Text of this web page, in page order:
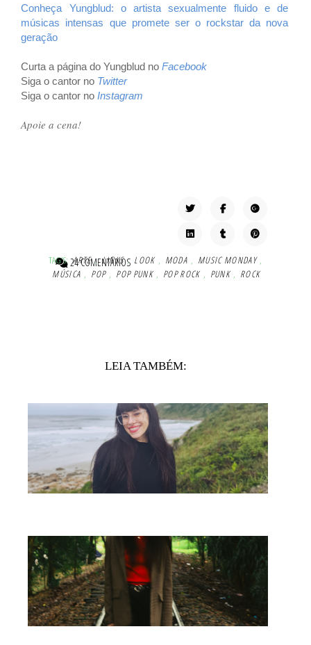
Conheça Yungblud: o artista sexualmente fluido e de
músicas intensas que promete ser o rockstar da nova
geração
Curta a página do Yungblud no Facebook
Siga o cantor no Twitter
Siga o cantor no Instagram
Apoie a cena!
24 COMENTÁRIOS
TAG'S: ARTE , LINKS , LOOK , MODA , MUSIC MONDAY ,
MÚSICA , POP , POP PUNK , POP ROCK , PUNK , ROCK
LEIA TAMBÉM: